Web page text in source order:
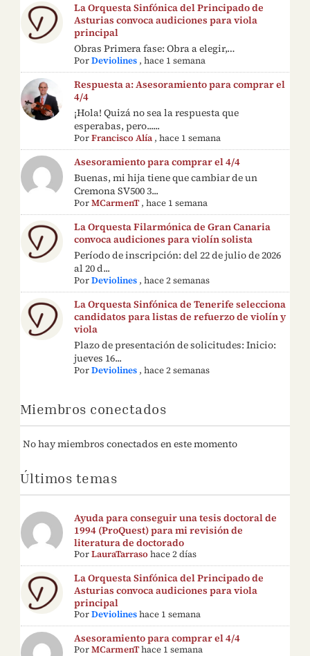
La Orquesta Sinfónica del Principado de
Asturias convoca audiciones para viola
principal
Obras Primera fase: Obra a elegir,…
PorDeviolines ,hace 1 semana
Respuesta a: Asesoramiento para comprar el
4/4
¡Hola! Quizá no sea la respuesta que
esperabas, pero......
PorFrancisco Alía ,hace 1 semana
Asesoramiento para comprar el 4/4
Buenas, mi hija tiene que cambiar de un
Cremona SV500 3...
PorMCarmenT,hace 1 semana
La Orquesta Filarmónica de Gran Canaria
convoca audiciones para violín solista
Período de inscripción: del 22 de julio de 2026
al 20 d...
PorDeviolines ,hace 2 semanas
La Orquesta Sinfónica de Tenerife selecciona
candidatos para listas de refuerzo de violín y
viola
Plazo de presentación de solicitudes: Inicio:
jueves 16...
PorDeviolines ,hace 2 semanas
Miembros conectados
No hay miembros conectados en este momento
Últimos temas
Ayuda para conseguir una tesis doctoral de
1994 (ProQuest) para mi revisión de
literatura de doctorado
PorLauraTarraso hace 2 días
La Orquesta Sinfónica del Principado de
Asturias convoca audiciones para viola
principal
PorDeviolines hace 1 semana
Asesoramiento para comprar el 4/4
PorMCarmenThace 1 semana